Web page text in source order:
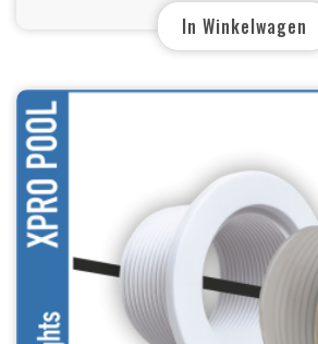
In Winkelwagen